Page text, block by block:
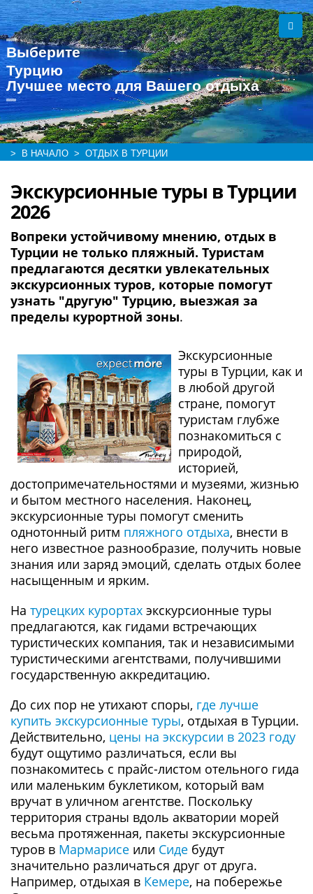
Выберите
Турцию
Лучшее место для Вашего отдыха
> В НАЧАЛО > ОТДЫХ В ТУРЦИИ
Экскурсионные туры в Турции
2026
Вопреки устойчивому мнению, отдых в
Турции не только пляжный. Туристам
предлагаются десятки увлекательных
экскурсионных туров, которые помогут
узнать "другую" Турцию, выезжая за
пределы курортной зоны.
Экскурсионные
туры в Турции, как и
в любой другой
стране, помогут
туристам глубже
познакомиться с
природой,
историей,
достопримечательностями и музеями, жизнью
и бытом местного населения. Наконец,
экскурсионные туры помогут сменить
однотонный ритм пляжного отдыха, внести в
него известное разнообразие, получить новые
знания или заряд эмоций, сделать отдых более
насыщенным и ярким.
На турецких курортах экскурсионные туры
предлагаются, как гидами встречающих
туристических компания, так и независимыми
туристическими агентствами, получившими
государственную аккредитацию.
До сих пор не утихают споры, где лучше
купить экскурсионные туры, отдыхая в Турции.
Действительно, цены на экскурсии в 2023 году
будут ощутимо различаться, если вы
познакомитесь с прайс-листом отельного гида
или маленьким буклетиком, который вам
вручат в уличном агентстве. Поскольку
территория страны вдоль акватории морей
весьма протяженная, пакеты экскурсионные
туров в Мармарисе или Сиде будут
значительно различаться друг от друга.
Например, отдыхая в Кемере, на побережье